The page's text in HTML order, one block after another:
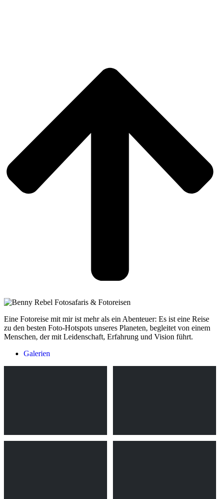
Eine Fotoreise mit mir ist mehr als ein Abenteuer: Es ist eine Reise
zu den besten Foto-Hotspots unseres Planeten, begleitet von einem
Menschen, der mit Leidenschaft, Erfahrung und Vision führt.
Galerien